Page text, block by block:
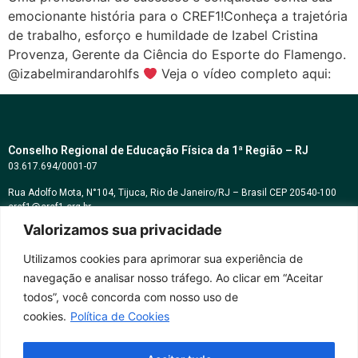
Valorizamos sua privacidade
Utilizamos cookies para aprimorar sua experiência de
navegação e analisar nosso tráfego. Ao clicar em “Aceitar
todos”, você concorda com nosso uso de
cookies. Política de Cookies
emocionante história para o CREF1!Conheça a trajetória
de trabalho, esforço e humildade de Izabel Cristina
Provenza, Gerente da Ciência do Esporte do Flamengo.
@izabelmirandarohlfs
Veja o vídeo completo aqui:
Conselho Regional de Educação Física da 1ª Região – RJ
03.617.694/0001-07
Rua Adolfo Mota, N°104, Tijuca, Rio de Janeiro/RJ – Brasil CEP 20540-100
cref1@cref1.org.br
Assessoria de comunicação:
Horários de atendimento:
Whatsapp: (21) 2569-2398